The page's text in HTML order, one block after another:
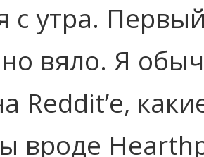
с утра.
вяло. Я
Reddit’е,
вроде